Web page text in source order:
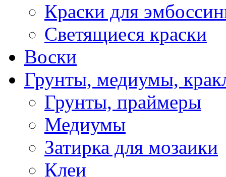
Краски для
Светящиеся краски
Воски
Грунты, медиумы,
Грунты, праймеры
Медиумы
Затирка для мозаики
Клеи